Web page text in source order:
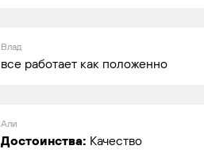
Влад
все работает как положенно
Али
Достоинства: Качество